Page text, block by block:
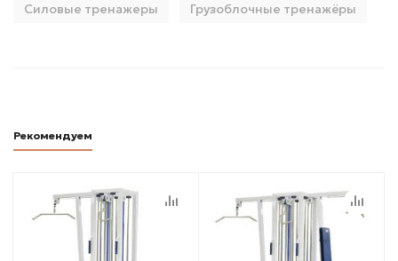
Силовые тренажеры
Грузоблочные тренажёры
Рекомендуем